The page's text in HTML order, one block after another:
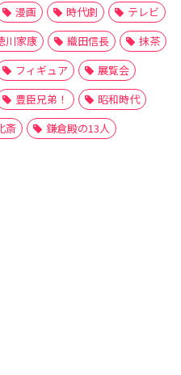
漫画 時代劇
テレビ
川家康 織田信長
抹茶
フィギュア
展覧会
豊臣兄弟！
昭和時代
斎 鎌倉殿の13人